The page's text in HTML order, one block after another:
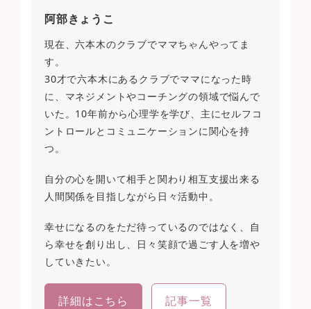
阿部きょうこ
現在、六本木のクラブでママちゃんやってま
す。
30才で六本木にあるクラブでママになった時
に、マネジメントやコーチングの領域で悩んで
いた。10年前から心理学を学び、主にセルフコ
ントロールとコミュニケーションに関心を持
つ。
自分の心を開いて相手と関わり相互支援出来る
人間関係を目指しながら日々活動中。
幸せになるのをただ待っているのではなく、自
ら幸せを創り出し、日々笑顔で過ごす人を増や
していきたい。
詳細はこちら 記事一覧